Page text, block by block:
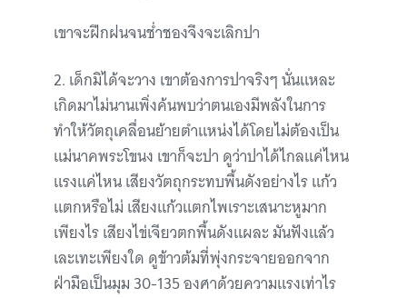
เขาจะฝึกฝนจนช่ำชองจึงจะเลิกปา
2. เด็กมิได้จะวาง เขาต้องการปาจริงๆ นั่นแหละ
เกิดมาไม่นานเพิ่งค้นพบว่าตนเองมีพลังในการ
ทำให้วัตถุเคลื่อนย้ายตำแหน่งได้โดยไม่ต้องเป็น
แม่นาคพระโขนง เขาก็จะปา ดูว่าปาได้ไกลแค่ไหน
แรงแค่ไหน เสียงวัตถุกระทบพื้นดังอย่างไร แก้ว
แตกหรือไม่ เสียงแก้วแตกไพเราะเสนาะหูมาก
เพียงไร เสียงไข่เจียวตกพื้นดังแผละ มันฟังแล้ว
เละเทะเพียงใด ดูข้าวต้มที่พุ่งกระจายออกจาก
ฝ่ามือเป็นมุม 30-135 องศาด้วยความแรงเท่าไร